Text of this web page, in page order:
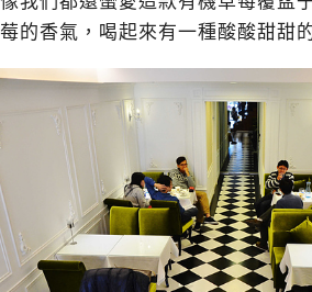
莓的香氣，喝起來有一種酸酸甜甜